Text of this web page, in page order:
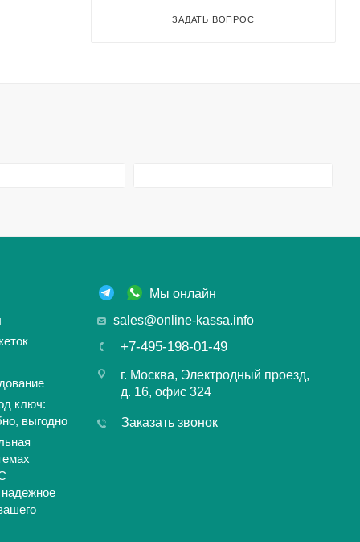
ЗАДАТЬ ВОПРОС
ключ:
выгодно
Мы онлайн
sales@online-kassa.info
+7-495-198-01-49
г. Москва, Электродный проезд,
д. 16, офис 324
Заказать звонок